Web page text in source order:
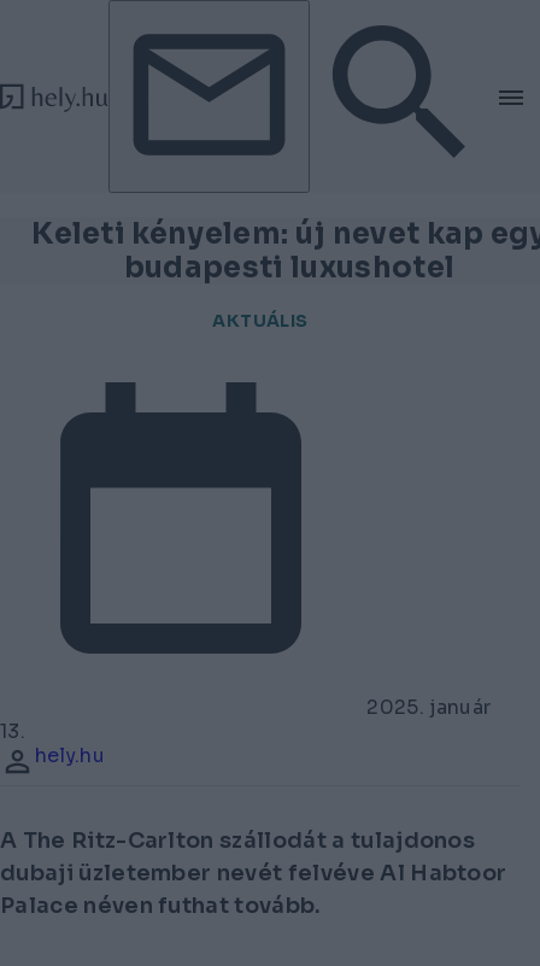
Tovább a tartalomhoz
Tovább a lábléchez
Keleti kényelem: új nevet kap
budapesti luxushotel
AKTUÁLIS
2025. január
13.
hely.hu
A The Ritz-Carlton szállodát a tulajdonos
dubaji üzletember nevét felvéve Al Habtoor
Palace néven futhat tovább.